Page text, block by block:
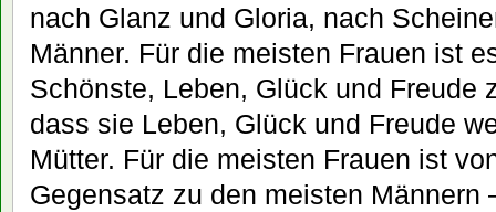
nach Glanz und Gloria, nach
Männer. Für die meisten Frauen ist
Schönste, Leben, Glück und Freude
dass sie Leben, Glück und Freude
Mütter. Für die meisten Frauen ist
Gegensatz zu den meisten Männern